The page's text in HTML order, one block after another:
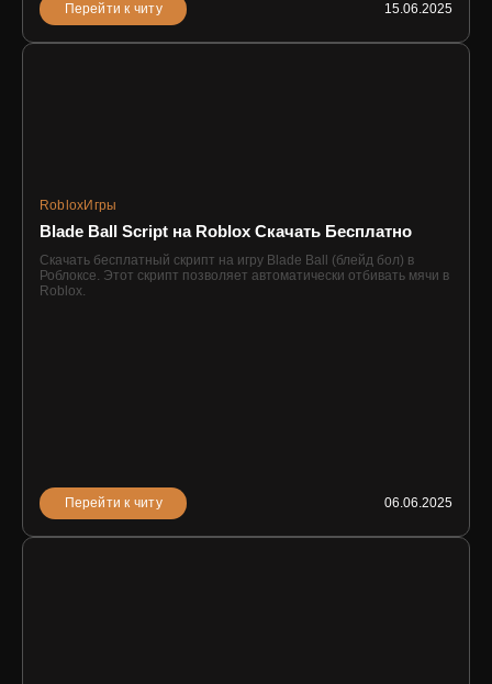
Перейти к читу 15.06.2025
RobloxИгры
Blade Ball Script на Roblox Скачать Бесплатно
Скачать бесплатный скрипт на игру Blade Ball (блейд бол) в
Роблоксе. Этот скрипт позволяет автоматически отбивать мячи в
Roblox.
Перейти к читу 06.06.2025